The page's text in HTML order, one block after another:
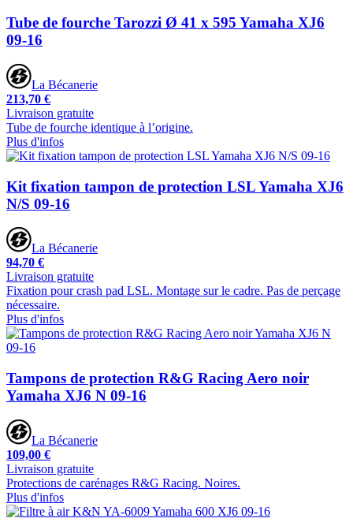
Tube de fourche Tarozzi Ø 41 x 595 Yamaha XJ6
09-16
La Bécanerie
213,70 €
Livraison gratuite
Tube de fourche identique à l’origine.
Plus d'infos
Kit fixation tampon de protection LSL Yamaha XJ6
N/S 09-16
La Bécanerie
94,70 €
Livraison gratuite
Fixation pour crash pad LSL. Montage sur le cadre. Pas de perçage
nécessaire.
Plus d'infos
Tampons de protection R&G Racing Aero noir
Yamaha XJ6 N 09-16
La Bécanerie
109,00 €
Livraison gratuite
Protections de carénages R&G Racing. Noires.
Plus d'infos